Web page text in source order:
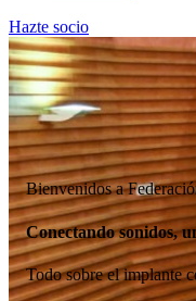
Hazte socio
Bienvenidos a
Conectando sonidos,
Todo sobre el implante